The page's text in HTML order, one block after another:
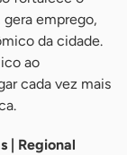
emprego,
da cidade.
ao
cada vez mais
| Regional